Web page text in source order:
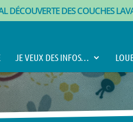
DÉCOUVERTE DES COUCHES
JE VEUX DES INFOS…